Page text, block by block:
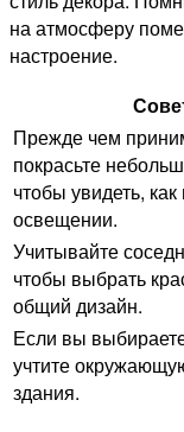
на атмосферу
настроение.
Прежде чем
покрасьте
чтобы увидеть,
освещении.
Учитывайте
чтобы выбрать
общий дизайн.
Если вы
учтите
здания.